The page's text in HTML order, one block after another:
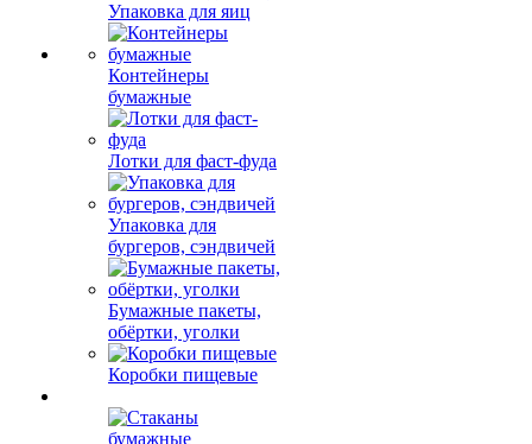
Упаковка для яиц
Контейнеры
бумажные
Лотки для фаст-фуда
Упаковка для
бургеров, сэндвичей
Бумажные пакеты,
обёртки, уголки
Коробки пищевые